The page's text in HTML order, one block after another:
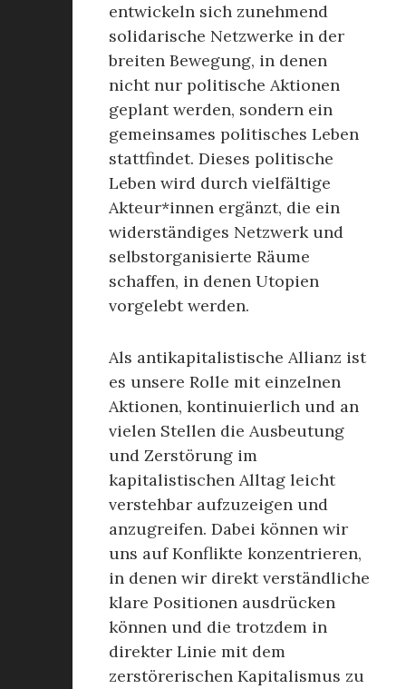
entwickeln sich zunehmend
solidarische Netzwerke in der
breiten Bewegung, in denen
nicht nur politische Aktionen
geplant werden, sondern ein
gemeinsames politisches Leben
stattfindet. Dieses politische
Leben wird durch vielfältige
Akteur*innen ergänzt, die ein
widerständiges Netzwerk und
selbstorganisierte Räume
schaffen, in denen Utopien
vorgelebt werden.
Als antikapitalistische Allianz ist
es unsere Rolle mit einzelnen
Aktionen, kontinuierlich und an
vielen Stellen die Ausbeutung
und Zerstörung im
kapitalistischen Alltag leicht
verstehbar aufzuzeigen und
anzugreifen. Dabei können wir
uns auf Konflikte konzentrieren,
in denen wir direkt verständliche
klare Positionen ausdrücken
können und die trotzdem in
direkter Linie mit dem
zerstörerischen Kapitalismus zu